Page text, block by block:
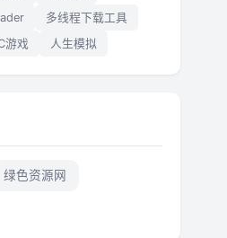
多线程下载工具
游戏 人生模拟
绿色资源网